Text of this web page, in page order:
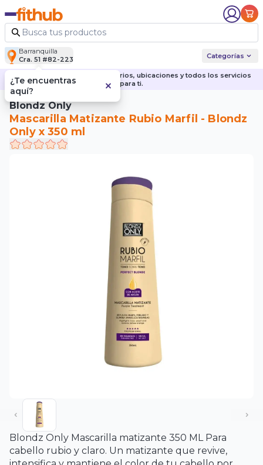
Barranquilla
Cra. 51 #82-223
Categorías
Descubre nuestras sedes, horarios, ubicaciones y todos los servicios
para ti.
Blondz Only
Mascarilla Matizante Rubio Marfil - Blondz
Only x 350 ml
Blondz Only Mascarilla matizante 350 ML Para
cabello rubio y claro. Un matizante que revive,
¿Te encuentras
aquí?